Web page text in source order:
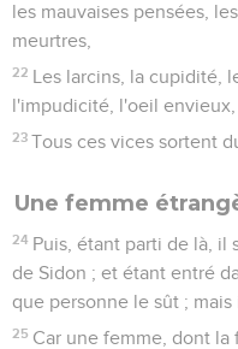
les mauvaises pensées,
meurtres,
22 Les larcins, la cupidité,
l'impudicité, l'oeil envieux,
23 Tous ces vices sortent
Une femme
24 Puis, étant parti de là, il
de Sidon ; et étant entré
que personne le sût ; mais
25 Car une femme, dont